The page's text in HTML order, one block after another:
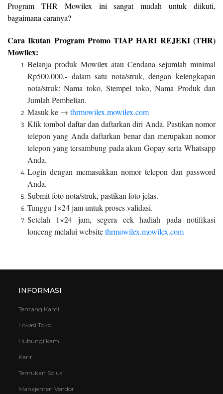
Program THR Mowilex ini sangat mudah untuk diikuti,
bagaimana caranya?
Cara Ikutan Program Promo TIAP HARI REJEKI (THR)
Mowilex:
Belanja produk Mowilex atau Cendana sejumlah minimal
Rp500.000,- dalam satu nota/struk, dengan kelengkapan
nota/struk: Nama toko, Stempel toko, Nama Produk dan
Jumlah Pembelian.
Masuk ke → thrmowilex.mowilex.com
Klik tombol daftar dan daftarkan diri Anda. Pastikan nomor
telepon yang Anda daftarkan benar dan merupakan nomor
telepon yang tersambung pada akun Gopay serta Whatsapp
Anda.
Login dengan memasukkan nomor telepon dan password
Anda.
Submit foto nota/struk, pastikan foto jelas.
Tunggu 1×24 jam untuk proses validasi.
Setelah 1×24 jam, segera cek hadiah pada notifikasi
lonceng melalui websitethrmowilex.mowilex.com
INFORMASI
Tentang Kami
Lokasi Toko
Hubungi kami
Karir
Temukan Solusi
Manajemen Vendor